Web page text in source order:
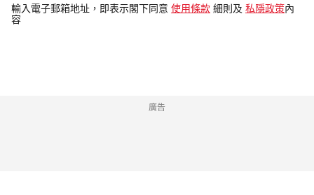
電
郵
輸入電子郵箱地址，即表示閣下同意 使用條款 細則及 私隱政策內
容
廣告